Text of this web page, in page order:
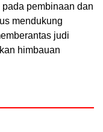
pembinaan dan
mendukung
judi
himbauan